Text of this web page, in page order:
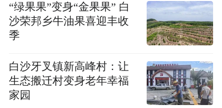
“绿果果”变身“金果果” 白
沙荣邦乡牛油果喜迎丰收
季
白沙牙叉镇新高峰村：让
生态搬迁村变身老年幸福
家园